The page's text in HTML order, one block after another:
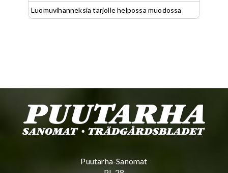
Luomuvihanneksia tarjolle helpossa muodossa
Puutarha-Sanomat